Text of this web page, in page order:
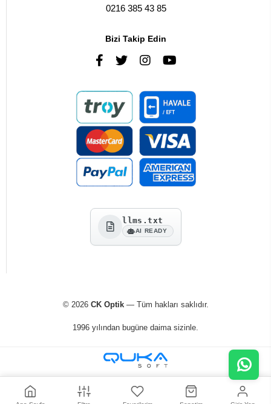
0216 385 43 85
Bizi Takip Edin
llms.txt
AI READY
© 2026 CK Optik— Tüm hakları saklıdır.
1996 yılından bugüne daima sizinle.